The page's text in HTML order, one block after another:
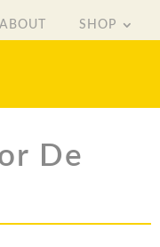
SHOP
De